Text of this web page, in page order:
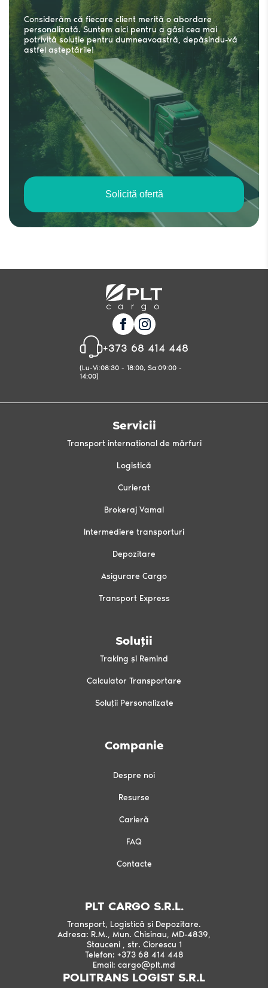
Considerăm că fiecare client merită o abordare
personalizată. Suntem aici pentru a găsi cea mai
potrivită soluție pentru dumneavoastră, depășindu-vă
astfel așteptările!
Solicită ofertă
+373 68 414 448
(Lu-Vi:08:30 - 18:00, Sa:09:00 -
14:00)
Servicii
Transport internațional de mărfuri
Logistică
Curierat
Brokeraj Vamal
Intermediere transporturi
Depozitare
Asigurare Cargo
Transport Express
Soluții
Traking și Remind
Calculator Transportare
Soluții Personalizate
Companie
Despre noi
Resurse
Carieră
FAQ
Contacte
PLT CARGO S.R.L.
Transport, Logistică și Depozitare.
Adresa: R.M., Mun. Chisinau, MD-4839,
Stauceni , str. Ciorescu 1
Telefon: +373 68 414 448
Email: cargo@plt.md
POLITRANS LOGIST S.R.L